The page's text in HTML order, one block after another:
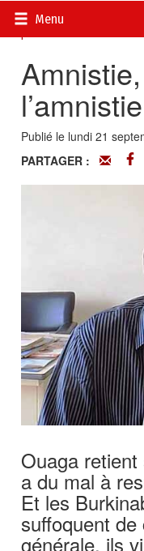
Menu
Accueil>
Publié le lundi 21
PARTAGER :
Ouaga
a du mal à
Et les
suffoquent de
générale, ils